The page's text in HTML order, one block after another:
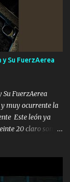
los deberes
tengo gente
7 arreglan
NOS HACE
FUE UN
SIEMPRE
Es el DOS de
y Su FuerzAerea
Su FuerzAerea
muy ocurrente la
Este león ya
20 claro son
pues no hay de